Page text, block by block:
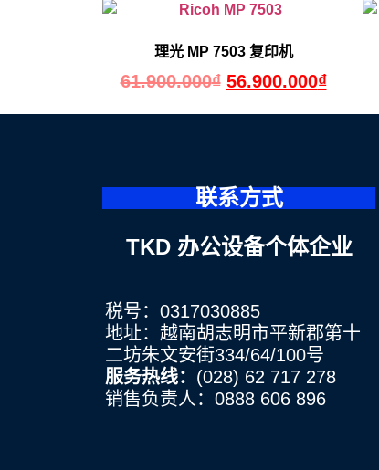
理光 MP 7503 复印机
61.900.000₫ 56.900.000₫
联系方式
TKD 办公设备个体企业
税号：0317030885
地址：越南胡志明市平新郡第十
二坊朱文安街334/64/100号
服务热线： (028) 62 717 278
销售负责人：0888 606 896